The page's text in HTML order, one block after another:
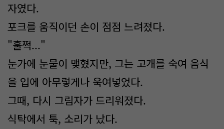
자였다.
포크를 움직이던 손이 점점 느려졌다.
"훌쩍..."
눈가에 눈물이 맺혔지만, 그는 고개를 숙여 음식
을 입에 아무렇게나 욱여넣었다.
그때, 다시 그림자가 드리워졌다.
식탁에서 툭, 소리가 났다.